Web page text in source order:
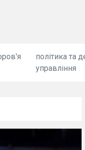
політика та
управління